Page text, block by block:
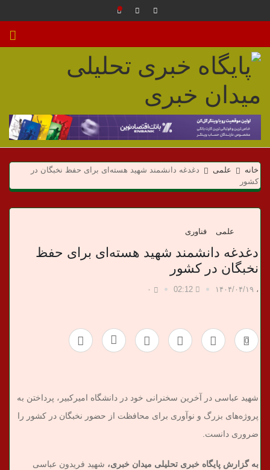
م
ی
د
ا
خ
ب
ر
ی
خانه علمی
دغدغه دانشمند شهید هسته‌ای برای حفظ نخبگان در
کشور
علمی فناوری
دغدغه دانشمند شهید هسته‌ای برای حفظ
نخبگان در کشور
، ۱۴۰۴/۰۴/۱۹ 02:12 ۰
0
شهید عباسی در آخرین سخنرانی خود در دانشگاه امیرکبیر، پرداختن به
پروژه‌های بزرگ و نوآوری برای محافظت از حضور نخبگان در کشور را
ضروری دانست.
به گزارش پایگاه خبری تحلیلی میدان خبری، شهید فریدون عباسی